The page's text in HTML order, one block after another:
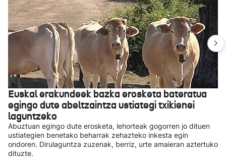
Euskal erakundeek bazka erosketa bateratua
egingo dute abeltzaintza ustiategi txikienei
laguntzeko
Abuztuan egingo dute erosketa, lehorteak gogorren jo dituen
ustiategien benetako beharrak zehazteko inkesta egin
ondoren. Dirulaguntza zuzenak, berriz, urte amaieran aztertuko
dituzte.